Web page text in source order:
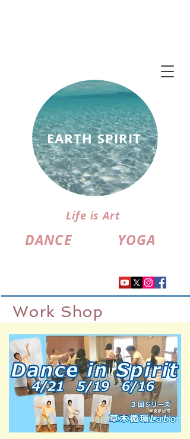
EARTH SPIRIT
Life is Art
DANCE YOGA
Work Shop